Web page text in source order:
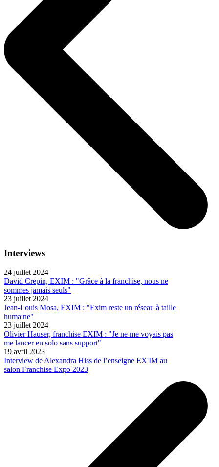
Interviews
24 juillet 2024
David Crepin, EXIM : "Grâce à la franchise, nous ne
sommes jamais seuls"
23 juillet 2024
Jean-Louis Mosa, EXIM : "Exim reste un réseau à taille
humaine"
23 juillet 2024
Olivier Hauser, franchise EXIM : "Je ne me voyais pas
me lancer en solo sans support"
19 avril 2023
Interview de Alexandra Hiss de l’enseigne EX'IM au
salon Franchise Expo 2023